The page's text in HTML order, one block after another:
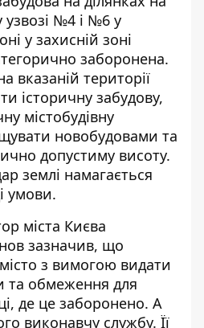
№4 і №6 у
у захисній зоні
заборонена.
вказаній території
історичну забудову,
містобудівну
новобудовами та
допустиму висоту.
землі намагається
умови.
міста Києва
зазначив, що
з вимогою видати
та обмеження для
де це заборонено. А
виконавчу службу. Її